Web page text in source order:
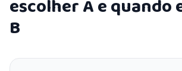
escolher A e quando
B